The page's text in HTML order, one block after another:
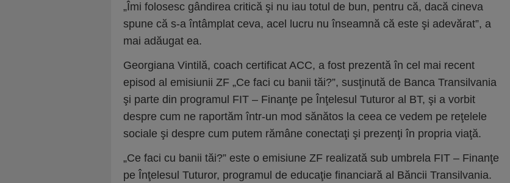
„Îmi folosesc gândirea critică şi nu iau totul de bun, pentru că, dacă cineva
spune că s-a întâmplat ceva, acel lucru nu înseamnă că este şi adevărat”, a
mai adăugat ea.
Georgiana Vintilă, coach certificat ACC, a fost prezentă în cel mai recent
episod al emisiunii ZF „Ce faci cu banii tăi?”, susţinută de Banca Transilvania
şi parte din programul FIT – Finanţe pe Înţelesul Tuturor al BT, şi a vorbit
despre cum ne raportăm într-un mod sănătos la ceea ce vedem pe reţelele
sociale şi despre cum putem rămâne conectaţi şi prezenţi în propria viaţă.
„Ce faci cu banii tăi?” este o emisiune ZF realizată sub umbrela FIT – Finanţe
pe Înţelesul Tuturor, programul de educaţie financiară al Băncii Transilvania.